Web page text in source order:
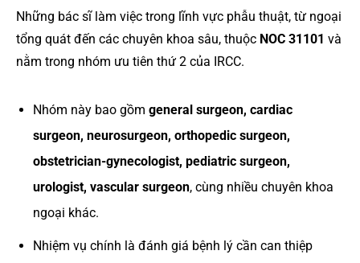
Những bác sĩ làm việc trong lĩnh vực phẫu thuật, từ ngoại
tổng quát đến các chuyên khoa sâu, thuộc NOC 31101 và
nằm trong nhóm ưu tiên thứ 2 của IRCC.
Nhóm này bao gồm general surgeon, cardiac
surgeon, neurosurgeon, orthopedic surgeon,
obstetrician-gynecologist, pediatric surgeon,
urologist, vascular surgeon, cùng nhiều chuyên khoa
ngoại khác.
Nhiệm vụ chính là đánh giá bệnh lý cần can thiệp